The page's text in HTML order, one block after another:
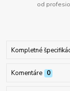
od
Kompletné
Komentáre 0